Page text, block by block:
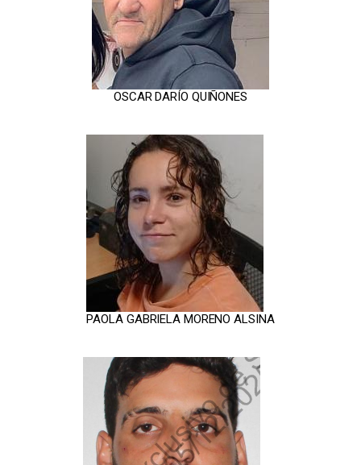
OSCAR DARÍO QUIÑONES
PAOLA GABRIELA MORENO ALSINA